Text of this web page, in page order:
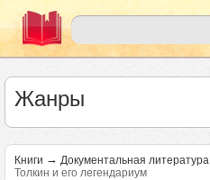
Жанры
Книги → Документальная литература
Толкин и его легендариум